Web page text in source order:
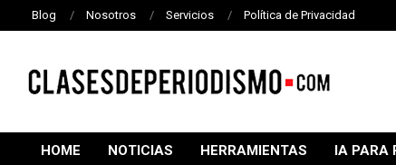
Blog Nosotros Servicios Política de Privacidad
DE
HOME NOTICIAS HERRAMIENTAS IA PARA